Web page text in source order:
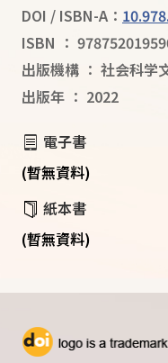
DOI / ISBN-A：
ISBN ：
出版機構 ： 社会科学
出版年 ： 2022
電子書
(暫無資料)
紙本書
(暫無資料)